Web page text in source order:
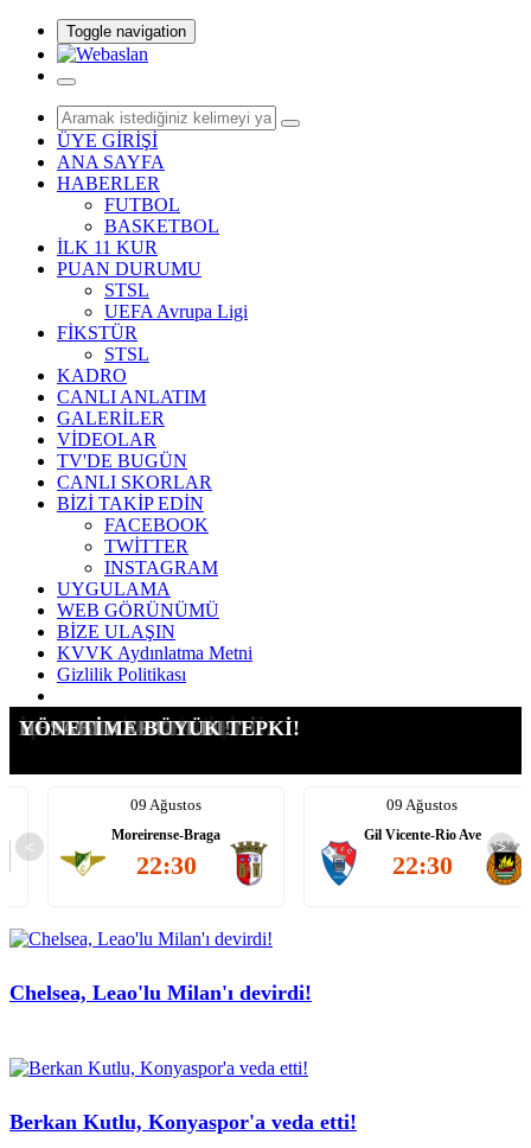
Toggle navigation
ÜYE GİRİŞİ
ANA SAYFA
HABERLER
FUTBOL
BASKETBOL
İLK 11 KUR
PUAN DURUMU
STSL
UEFA Avrupa Ligi
FİKSTÜR
STSL
KADRO
CANLI ANLATIM
GALERİLER
VİDEOLAR
TV'DE BUGÜN
CANLI SKORLAR
BİZİ TAKİP EDİN
FACEBOOK
TWİTTER
INSTAGRAM
UYGULAMA
WEB GÖRÜNÜMÜ
BİZE ULAŞIN
KVVK Aydınlatma Metni
Gizlilik Politikası
GÖZALTINA ALINDI!
GOLCÜDE YENİ ROTAMIZ
İZİN YOK: 'GİDEMEZSİN!'
BONSERVİS KRİZİ ÇIKTI!
İŞTE VEIGA TEKLİFİMİZ
RÖPORTAJA GELMEDİ!
HESABI KAPATILDI!
YÖNETİME BÜYÜK TEPKİ!
<
09 Ağustos
Moreirense-Braga
22:30
09 Ağustos
Gil Vicente-Rio Ave
22:30
>
Chelsea, Leao'lu Milan'ı devirdi!
Berkan Kutlu, Konyaspor'a veda etti!